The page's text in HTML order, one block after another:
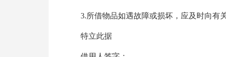
3.所借物品如遇故障或损坏，应及时向有
特立此据